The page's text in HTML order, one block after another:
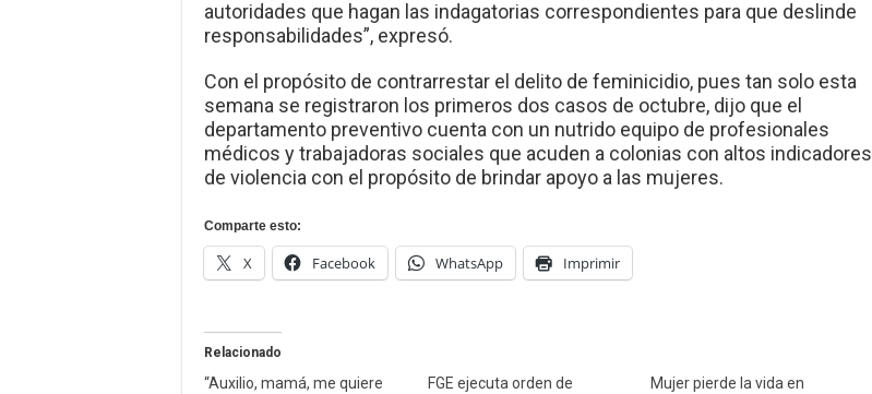
autoridades que hagan las indagatorias correspondientes para que deslinde
responsabilidades”, expresó.
Con el propósito de contrarrestar el delito de feminicidio, pues tan solo esta
semana se registraron los primeros dos casos de octubre, dijo que el
departamento preventivo cuenta con un nutrido equipo de profesionales
médicos y trabajadoras sociales que acuden a colonias con altos indicadores
de violencia con el propósito de brindar apoyo a las mujeres.
Comparte esto:
X Facebook WhatsApp Imprimir
Relacionado
“Auxilio, mamá, me quiere
FGE ejecuta orden de
Mujer pierde la vida en